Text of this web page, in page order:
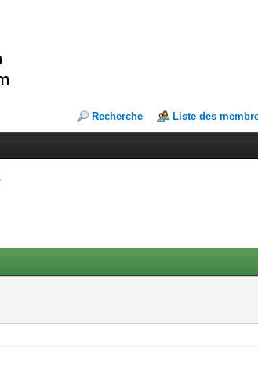
Recherche Liste des